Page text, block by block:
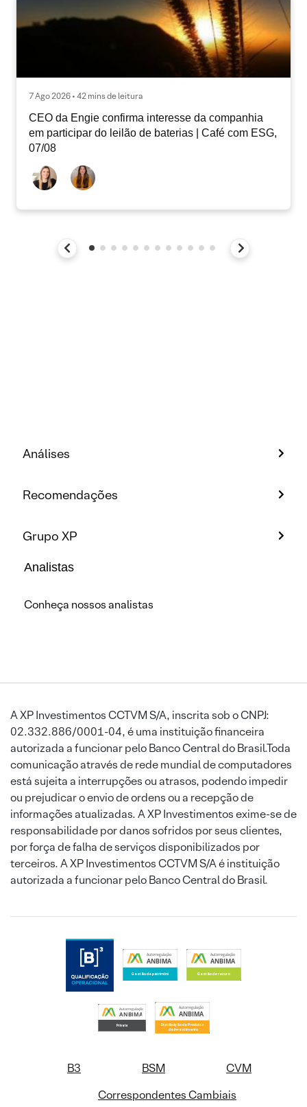
7 Ago 2026 • 42 mins de leitura
CEO da Engie confirma interesse da companhia
em participar do leilão de baterias | Café com ESG,
07/08
Análises
Recomendações
Grupo XP
Analistas
Conheça nossos analistas
A XP Investimentos CCTVM S/A, inscrita sob o CNPJ:
02.332.886/0001-04, é uma instituição financeira
autorizada a funcionar pelo Banco Central do Brasil.Toda
comunicação através de rede mundial de computadores
está sujeita a interrupções ou atrasos, podendo impedir
ou prejudicar o envio de ordens ou a recepção de
informações atualizadas. A XP Investimentos exime-se de
responsabilidade por danos sofridos por seus clientes,
por força de falha de serviços disponibilizados por
terceiros. A XP Investimentos CCTVM S/A é instituição
autorizada a funcionar pelo Banco Central do Brasil.
B3 BSM
CVM
Correspondentes Cambiais